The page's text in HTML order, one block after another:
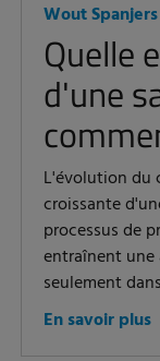
Wout Spanjers
Quelle
d'une
L'évolution du
croissante
processus de
entraînent une
seulement
En savoir plus